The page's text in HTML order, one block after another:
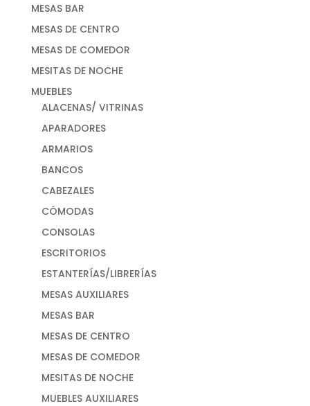
MESAS BAR
MESAS DE CENTRO
MESAS DE COMEDOR
MESITAS DE NOCHE
MUEBLES
ALACENAS/ VITRINAS
APARADORES
ARMARIOS
BANCOS
CABEZALES
CÓMODAS
CONSOLAS
ESCRITORIOS
ESTANTERÍAS/LIBRERÍAS
MESAS AUXILIARES
MESAS BAR
MESAS DE CENTRO
MESAS DE COMEDOR
MESITAS DE NOCHE
MUEBLES AUXILIARES